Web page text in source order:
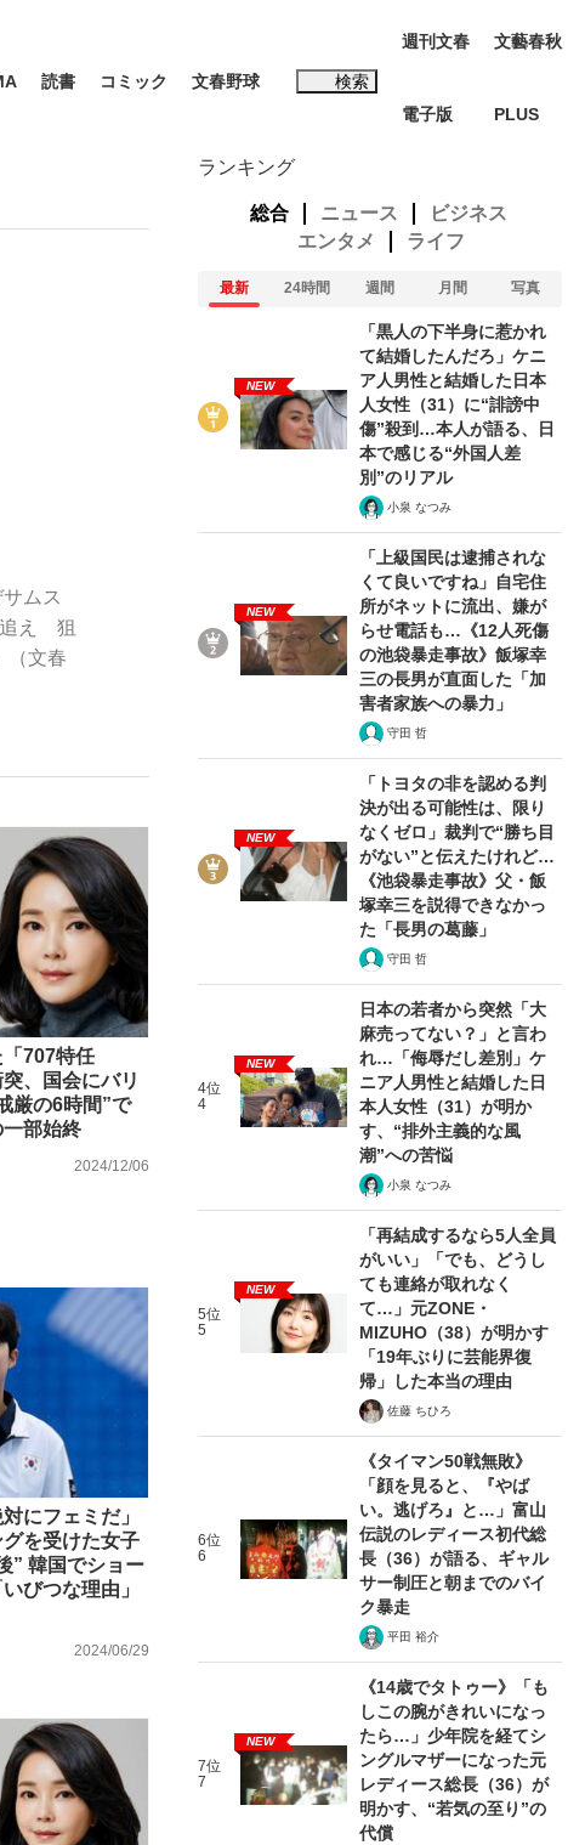
散」WBC日本代表“敗戦”の真実 選手が明かす...
いるのが悲しい」『北の国から』倉本聰氏（91...
読書 コミック 文春野球 検索
週刊文春
電子版
文藝春秋
PLUS
ムス
追え 狙
（文春
707特任
、国会にバリ
厳の6時間”で
部始終
2024/12/06
にフェミだ」
を受けた女子
” 韓国でショー
びつな理由」
2024/06/29
ランキング
総合 ニュース
ビジネス
エンタメ
ライフ
最新 24時間 週間 月間 写真
NEW
「黒人の下半身に惹かれ
て結婚したんだろ」ケニ
ア人男性と結婚した日本
人女性（31）に“誹謗中
傷”殺到…本人が語る、日
本で感じる“外国人差
別”のリアル
小泉 なつみ
NEW
「上級国民は逮捕されな
くて良いですね」自宅住
所がネットに流出、嫌が
らせ電話も…《12人死傷
の池袋暴走事故》飯塚幸
三の長男が直面した「加
害者家族への暴力」
守田 哲
NEW
「トヨタの非を認める判
決が出る可能性は、限り
なくゼロ」裁判で“勝ち目
がない”と伝えたけれど…
《池袋暴走事故》父・飯
塚幸三を説得できなかっ
た「長男の葛藤」
守田 哲
4位
4
NEW
日本の若者から突然「大
麻売ってない？」と言わ
れ…「侮辱だし差別」ケ
ニア人男性と結婚した日
本人女性（31）が明か
す、“排外主義的な風
潮”への苦悩
小泉 なつみ
5位
5
NEW
「再結成するなら5人全員
がいい」「でも、どうし
ても連絡が取れなく
て…」元ZONE・
MIZUHO（38）が明かす
「19年ぶりに芸能界復
帰」した本当の理由
佐藤 ちひろ
6位
6
《タイマン50戦無敗》
「顔を見ると、『やば
い。逃げろ』と…」富山
伝説のレディース初代総
長（36）が語る、ギャル
サー制圧と朝までのバイ
ク暴走
平田 裕介
7位
7
NEW
《14歳でタトゥー》「も
しこの腕がきれいになっ
たら…」少年院を経てシ
ングルマザーになった元
レディース総長（36）が
明かす、“若気の至り”の
代償